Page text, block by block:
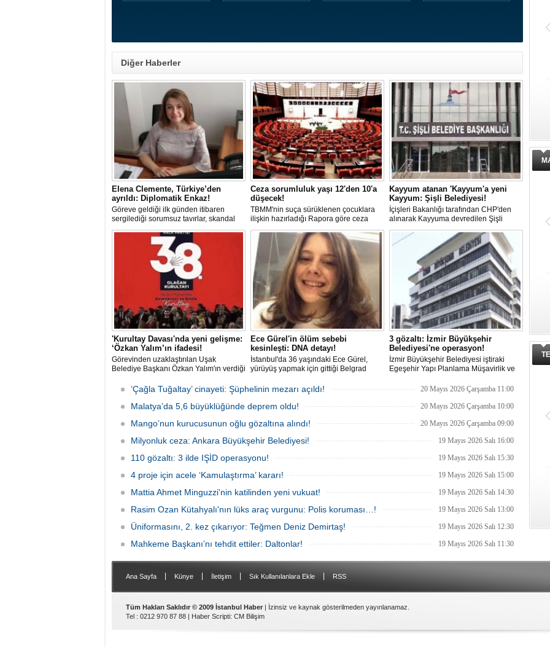
Diğer Haberler
Elena Clemente, Türkiye’den
ayrıldı: Diplomatik Enkaz!
Göreve geldiği ilk günden itibaren
sergilediği sorumsuz tavırlar, skandal
kararlar ve özellikle Türk öğrencilere
uyguladığı vize ambargosuyla tepkilerin
odağında olan İtalya’nın İstanbul
Başkonsolosu Elena Clemente’nin
Türkiye’deki görevi nihayet sona erdi.
Ceza sorumluluk yaşı 12'den 10'a
düşecek!
TBMM'nin suça sürüklenen çocuklara
ilişkin hazırladığı Rapora göre ceza
sorumluluğu yaşının; 12'den 10'a
düşürülmesi planlanıyor.
Kayyum atanan 'Kayyum'a yeni
Kayyum: Şişli Belediyesi!
İçişleri Bakanlığı tarafından CHP'den
alınarak Kayyuma devredilen Şişli
Belediyesinde bir hafta içinde 2. kez
Kayyum değişti.
'Kurultay Davası'nda yeni gelişme:
‘Özkan Yalım’ın ifadesi!
Görevinden uzaklaştırılan Uşak
Belediye Başkanı Özkan Yalım'ın verdiği
girdi.
Ece Gürel'in ölüm sebebi
kesinleşti: DNA detayı!
İstanbul'da 36 yaşındaki Ece Gürel,
yürüyüş yapmak için gittiği Belgrad
karıştı. 4 gün sonra sağ bulunan ancak
kaldırıldığı hastanede hayatını
kaybeden Ece'nin ölümüyle ilgili
çeken detaylar yer aldı.
3 gözaltı: İzmir Büyükşehir
Belediyesi'ne operasyon!
İzmir Büyükşehir Belediyesi iştiraki
Egeşehir Yapı Planlama Müşavirlik ve
karıştırma' operasyonu düzenlendi. 4
tarafınca gözaltına alındı.
‘Çağla Tuğaltay’ cinayeti: Şüphelinin mezarı açıldı! 20 Mayıs 2026 Çarşamba 11:00
Malatya’da 5,6 büyüklüğünde deprem oldu! 20 Mayıs 2026 Çarşamba 10:00
Mango’nun kurucusunun oğlu gözaltına alındı! 20 Mayıs 2026 Çarşamba 09:00
Milyonluk ceza: Ankara Büyükşehir Belediyesi! 19 Mayıs 2026 Salı 16:00
110 gözaltı: 3 ilde IŞİD operasyonu! 19 Mayıs 2026 Salı 15:30
4 proje için acele ‘Kamulaştırma’ kararı! 19 Mayıs 2026 Salı 15:00
Mattia Ahmet Minguzzi'nin katilinden yeni vukuat! 19 Mayıs 2026 Salı 14:30
Rasim Ozan Kütahyalı'nın lüks araç vurgunu: Polis koruması…! 19 Mayıs 2026 Salı 13:00
Üniformasını, 2. kez çıkarıyor: Teğmen Deniz Demirtaş! 19 Mayıs 2026 Salı 12:30
Mahkeme Başkanı’nı tehdit ettiler: Daltonlar! 19 Mayıs 2026 Salı 11:30
Ana Sayfa Künye İletişim Sık Kullanılanlara Ekle RSS
Tüm Hakları Saklıdır © 2009 İstanbul Haber | İzinsiz ve kaynak gösterilmeden yayınlanamaz.
Tel : 0212 970 87 88 | Haber Scripti: CM Bilişim